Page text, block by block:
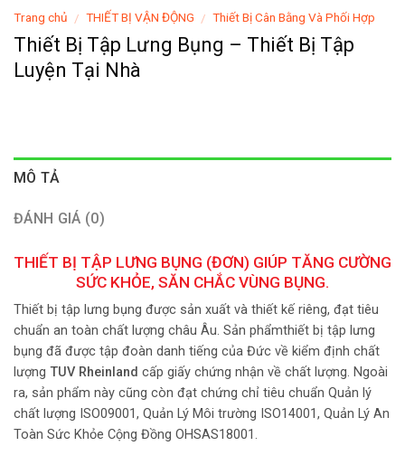
Trang chủ / THIẾT BỊ VẬN ĐỘNG / Thiết Bị Cân Bằng Và Phối Hợp
Thiết Bị Tập Lưng Bụng – Thiết Bị Tập
Luyện Tại Nhà
MÔ TẢ
ĐÁNH GIÁ (0)
THIẾT BỊ TẬP LƯNG BỤNG (ĐƠN) GIÚP TĂNG CƯỜNG
SỨC KHỎE, SĂN CHẮC VÙNG BỤNG.
Thiết bị tập lưng bụng được sản xuất và thiết kế riêng, đạt tiêu
chuẩn an toàn chất lượng châu Âu. Sản phẩmthiết bị tập lưng
bụng đã được tập đoàn danh tiếng của Đức về kiểm định chất
lượng TUV Rheinland cấp giấy chứng nhận về chất lượng. Ngoài
ra, sản phẩm này cũng còn đạt chứng chỉ tiêu chuẩn Quản lý
chất lượng ISO09001, Quản Lý Môi trường ISO14001, Quản Lý An
Toàn Sức Khỏe Cộng Đồng OHSAS18001.